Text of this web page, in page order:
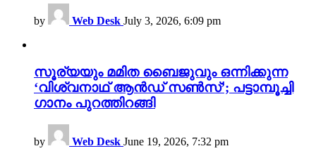
by Web Desk July 3, 2026, 6:09 pm
സൂര്യയും മമിത ബൈജുവും ഒന്നിക്കുന്ന
‘വിശ്വനാഥ് ആൻഡ് സൺസ്’; പട്ടാമ്പൂച്ചി
ഗാനം പുറത്തിറങ്ങി
by Web Desk June 19, 2026, 7:32 pm